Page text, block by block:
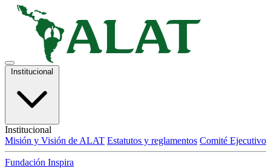
Institucional
Institucional
Misión y Visión de ALAT Estatutos y reglamentos Comité Ejecutivo
Fundación Inspira